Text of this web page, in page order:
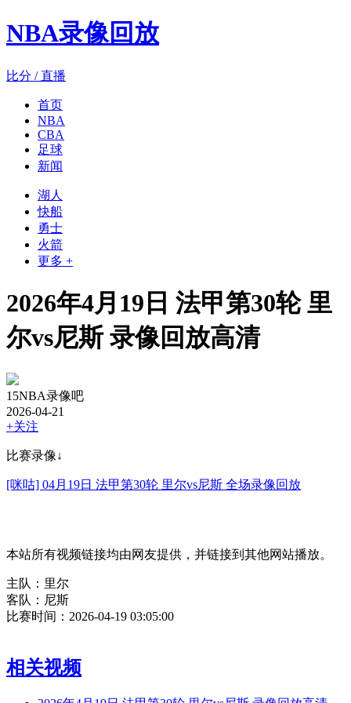
NBA录像回放
比分 / 直播
首页
NBA
CBA
足球
新闻
湖人
快船
勇士
火箭
更多 +
2026年4月19日 法甲第30轮 里
尔vs尼斯 录像回放高清
15NBA录像吧
2026-04-21
+关注
比赛录像↓
[咪咕] 04月19日 法甲第30轮 里尔vs尼斯 全场录像回放
本站所有视频链接均由网友提供，并链接到其他网站播放。
主队：里尔
客队：尼斯
比赛时间：2026-04-19 03:05:00
相关视频